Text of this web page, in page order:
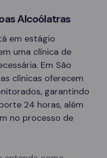
Alcoólatras
em estágio
uma clínica de
Em São
clínicas oferecem
garantindo
24 horas, além
no processo de